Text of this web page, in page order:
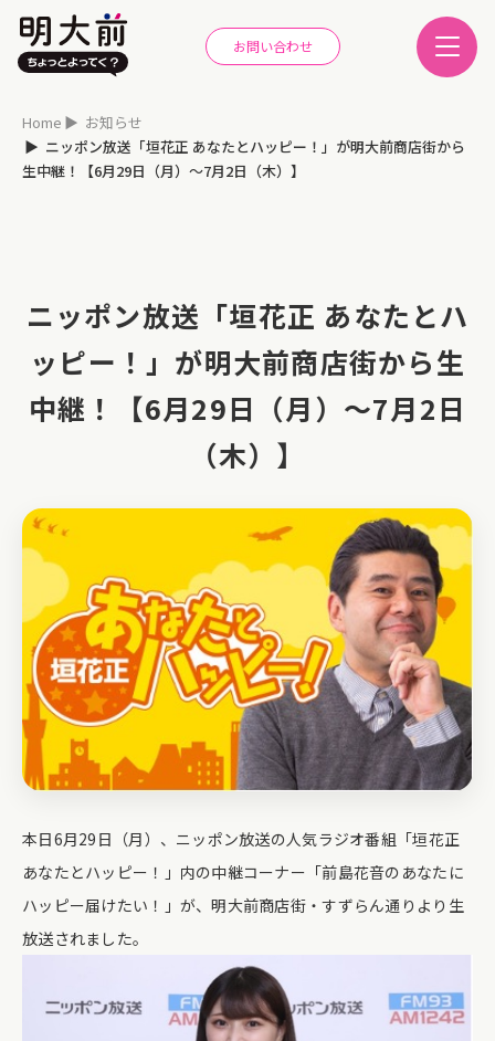
お問い合わせ
Home
お知らせ
ニッポン放送「垣花正 あなたとハッピー！」が明大前商店街から
生中継！【6月29日（月）～7月2日（木）】
ニッポン放送「垣花正 あなたとハ
ッピー！」が明大前商店街から生
中継！【6月29日（月）～7月2日
（木）】
本日6月29日（月）、ニッポン放送の人気ラジオ番組「垣花正
あなたとハッピー！」内の中継コーナー「前島花音のあなたに
ハッピー届けたい！」が、明大前商店街・すずらん通りより生
放送されました。